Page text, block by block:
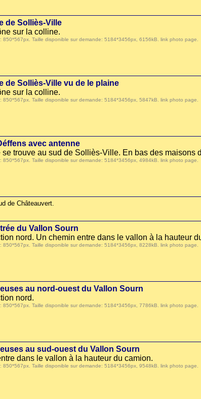
de Solliès-Ville
sur la colline.
850*567px. Taille disponible sur demande: 5184*3456px, 6156kB. link photo page
de Solliès-Ville vu de le plaine
sur la colline.
850*567px. Taille disponible sur demande: 5184*3456px, 5847kB. link photo page
avec antenne
trouve au sud de Solliès-Ville. En bas des maisons
850*567px. Taille disponible sur demande: 5184*3456px, 4984kB. link photo page
de Châteauvert.
du Vallon Sourn
nord. Un chemin entre dans le vallon à la hauteur
850*567px. Taille disponible sur demande: 5184*3456px, 8228kB. link photo page
au nord-ouest du Vallon Sourn
nord.
850*567px. Taille disponible sur demande: 5184*3456px, 7786kB. link photo page
au sud-ouest du Vallon Sourn
dans le vallon à la hauteur du camion.
850*567px. Taille disponible sur demande: 5184*3456px, 9548kB. link photo page